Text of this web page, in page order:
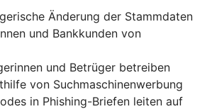
Änderung der Stammdaten
und Bankkunden von
und Betrüger betreiben
von Suchmaschinenwerbung
in Phishing-Briefen leiten auf